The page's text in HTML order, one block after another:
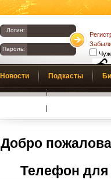
Логин:
Пароль:
Новости Подкасты
Добро
Телефон для